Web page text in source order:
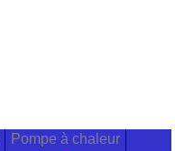
Pompe à chaleur